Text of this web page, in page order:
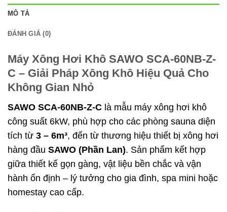
MÔ TẢ
ĐÁNH GIÁ (0)
Máy Xông Hơi Khô SAWO SCA-60NB-Z-
C – Giải Pháp Xông Khô Hiệu Quả Cho
Không Gian Nhỏ
SAWO SCA-60NB-Z-C là mẫu máy xông hơi khô
công suất 6kW, phù hợp cho các phòng sauna diện
tích từ 3 – 6m³, đến từ thương hiệu thiết bị xông hơi
hàng đầu SAWO (Phần Lan). Sản phẩm kết hợp
giữa thiết kế gọn gàng, vật liệu bền chắc và vận
hành ổn định – lý tưởng cho gia đình, spa mini hoặc
homestay cao cấp.